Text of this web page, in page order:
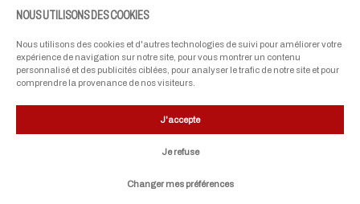
NOUS UTILISONS DES COOKIES
Nous utilisons des cookies et d'autres technologies de suivi pour améliorer votre
expérience de navigation sur notre site, pour vous montrer un contenu
personnalisé et des publicités ciblées, pour analyser le trafic de notre site et pour
comprendre la provenance de nos visiteurs.
J'accepte
Je refuse
Changer mes préférences
lun-ven : 09:00 - 17:00 heures
ellmau@travel-partner.com
NOS PARTENAIRES